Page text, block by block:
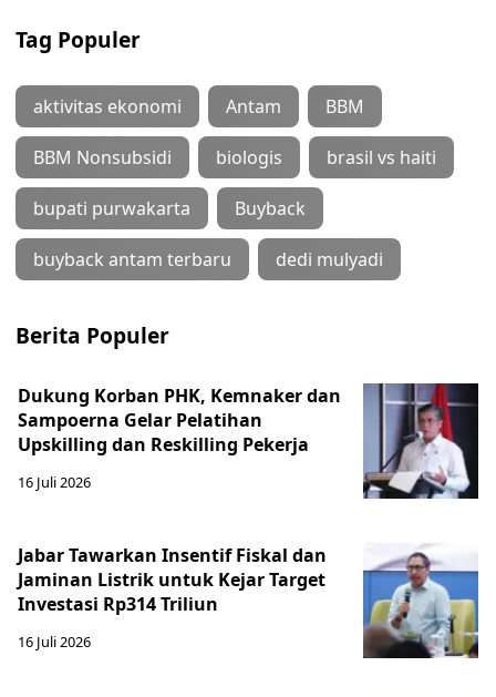
Tag Populer
aktivitas ekonomi Antam BBM
BBM Nonsubsidi biologis brasil vs haiti
bupati purwakarta Buyback
buyback antam terbaru dedi mulyadi
Berita Populer
Dukung Korban PHK, Kemnaker dan
Sampoerna Gelar Pelatihan
Upskilling dan Reskilling Pekerja
16 Juli 2026
Jabar Tawarkan Insentif Fiskal dan
Jaminan Listrik untuk Kejar Target
Investasi Rp314 Triliun
16 Juli 2026